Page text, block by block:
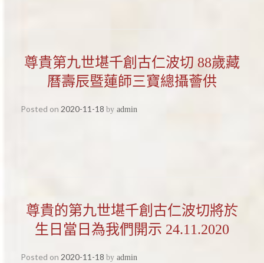
尊貴第九世堪千創古仁波切 88歲藏
曆壽辰暨蓮師三寶總攝薈供
Posted on 2020-11-18 by admin
尊貴的第九世堪千創古仁波切將於
生日當日為我們開示 24.11.2020
Posted on 2020-11-18 by admin